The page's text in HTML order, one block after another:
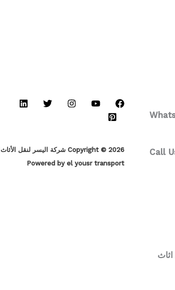
Call
Copyright © 2026 شركة اليسر لنقل الأثاث |
Powered by el yousr transport